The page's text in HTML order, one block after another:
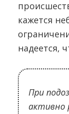
кажется
надеется,
При
активно